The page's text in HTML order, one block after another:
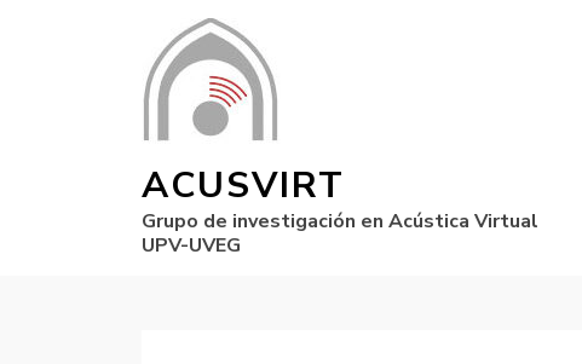
ACUSVIRT
Grupo de investigación en Acústica Virtual
UPV-UVEG